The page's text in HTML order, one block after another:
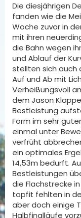
Die diesjährigen
fanden wie die
Woche zuvor in
mit ihren
die Bahn wegen
und Ablauf der
stellten sich auch
Auf und Ab mit
Verheißungsvoll
dem Jason
Bestleistung
Form im sehr
einmal unter
verfrüht
ein optimales
14,53m bedurft.
Bestleistungen
die Flachstrecke
topfit fehlten in
aber doch einige
Halbfinalläufe